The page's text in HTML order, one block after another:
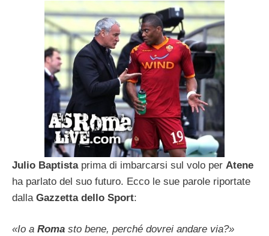
Julio Baptistaprima di imbarcarsi sul volo per Atene
ha parlato del suo futuro. Ecco le sue parole riportate
dalla Gazzetta dello Sport:
«Io a Roma sto bene, perché dovrei andare via?»